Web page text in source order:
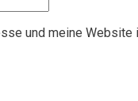
und meine